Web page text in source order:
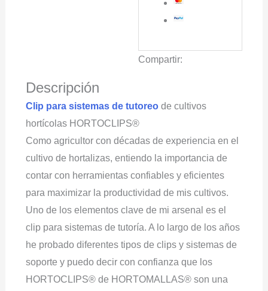
17mm
cantidad
Compartir:
Descripción
Clip para sistemas de tutoreode cultivos
hortícolas HORTOCLIPS®
Como agricultor con décadas de experiencia en el
cultivo de hortalizas, entiendo la importancia de
contar con herramientas confiables y eficientes
para maximizar la productividad de mis cultivos.
Uno de los elementos clave de mi arsenal es el
clip para sistemas de tutoría. A lo largo de los años
he probado diferentes tipos de clips y sistemas de
soporte y puedo decir con confianza que los
HORTOCLIPS® de HORTOMALLAS® son una